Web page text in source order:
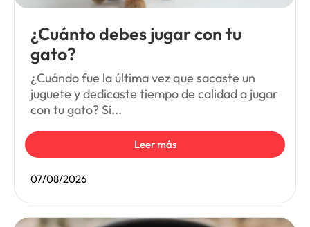
¿Cuánto debes jugar con tu
gato?
¿Cuándo fue la última vez que sacaste un
juguete y dedicaste tiempo de calidad a jugar
con tu gato? Si...
Leer más
07/08/2026